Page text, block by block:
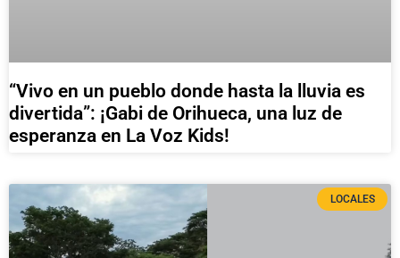
“Vivo en un pueblo donde hasta la lluvia es
divertida”: ¡Gabi de Orihueca, una luz de
esperanza en La Voz Kids!
LOCALES